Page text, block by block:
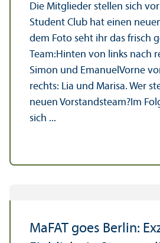
Die Mitglieder stellen sich vor
Student Club hat einen
dem Foto seht ihr das frisch
Team:Hinten von links nach
Simon und EmanuelVorne
rechts: Lia und Marisa. Wer
neuen Vorstands­team?Im
sich ...
MaFAT goes Berlin: